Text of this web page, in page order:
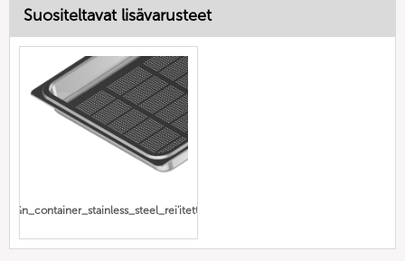
Suositeltavat lisävarusteet
Gn_container_stainless_steel_rei'itetty